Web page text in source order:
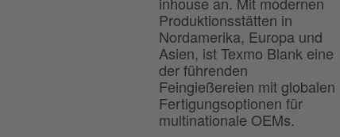
Produktionsstätten in
Nordamerika, Europa und
Asien, ist Texmo Blank eine
der führenden
Feingießereien mit globalen
Fertigungsoptionen für
multinationale OEMs.